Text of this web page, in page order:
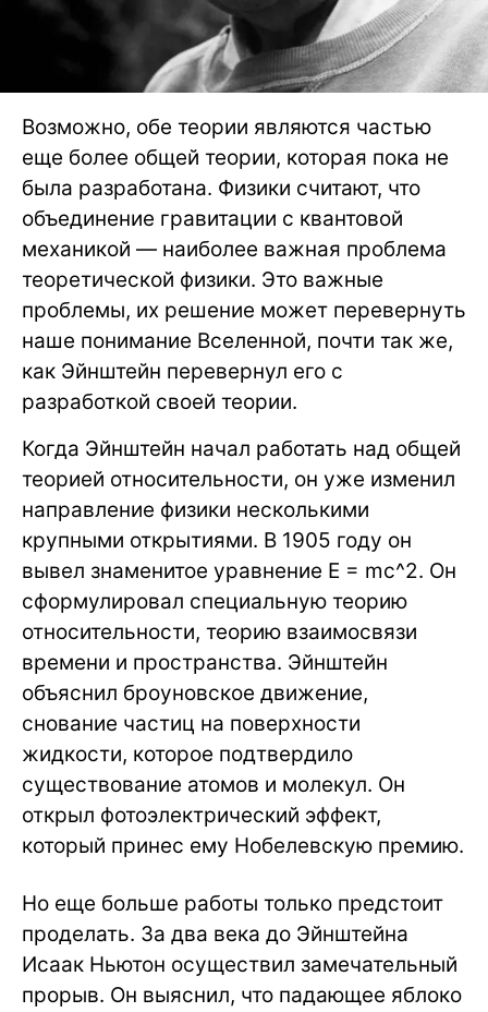
Возможно, обе теории являются частью
еще более общей теории, которая пока не
была разработана. Физики считают, что
объединение гравитации с квантовой
механикой — наиболее важная проблема
теоретической физики. Это важные
проблемы, их решение может перевернуть
наше понимание Вселенной, почти так же,
как Эйнштейн перевернул его с
разработкой своей теории.
Когда Эйнштейн начал работать над общей
теорией относительности, он уже изменил
направление физики несколькими
крупными открытиями. В 1905 году он
вывел знаменитое уравнение E = mc^2. Он
сформулировал специальную теорию
относительности, теорию взаимосвязи
времени и пространства. Эйнштейн
объяснил броуновское движение,
снование частиц на поверхности
жидкости, которое подтвердило
существование атомов и молекул. Он
открыл фотоэлектрический эффект,
который принес ему Нобелевскую премию.
Но еще больше работы только предстоит
проделать. За два века до Эйнштейна
Исаак Ньютон осуществил замечательный
прорыв. Он выяснил, что падающее яблоко